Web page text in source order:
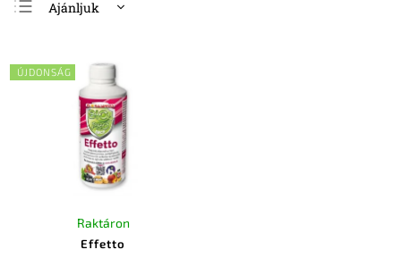
Ajánljuk
Legdrágább
Legnépszerűbb
termékek
ABC szerint
ÚJDONSÁG
Effetto
Raktáron